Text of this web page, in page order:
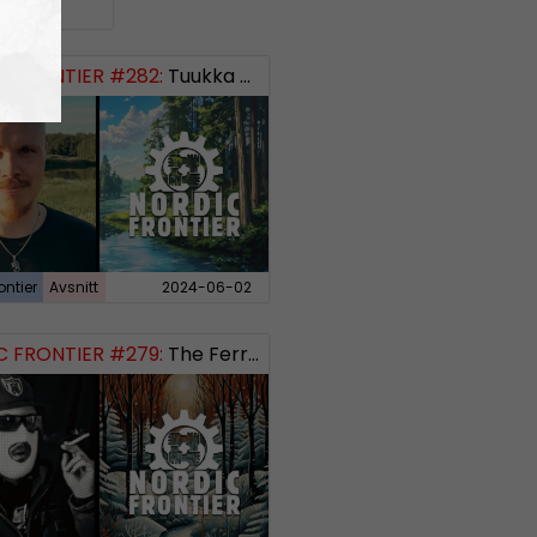
FRONTIER #282: Tuukka Kuru of Sinimusta Liike
Avsnitt 2024-06-02
FRONTIER #279: The Ferryman’s Toll